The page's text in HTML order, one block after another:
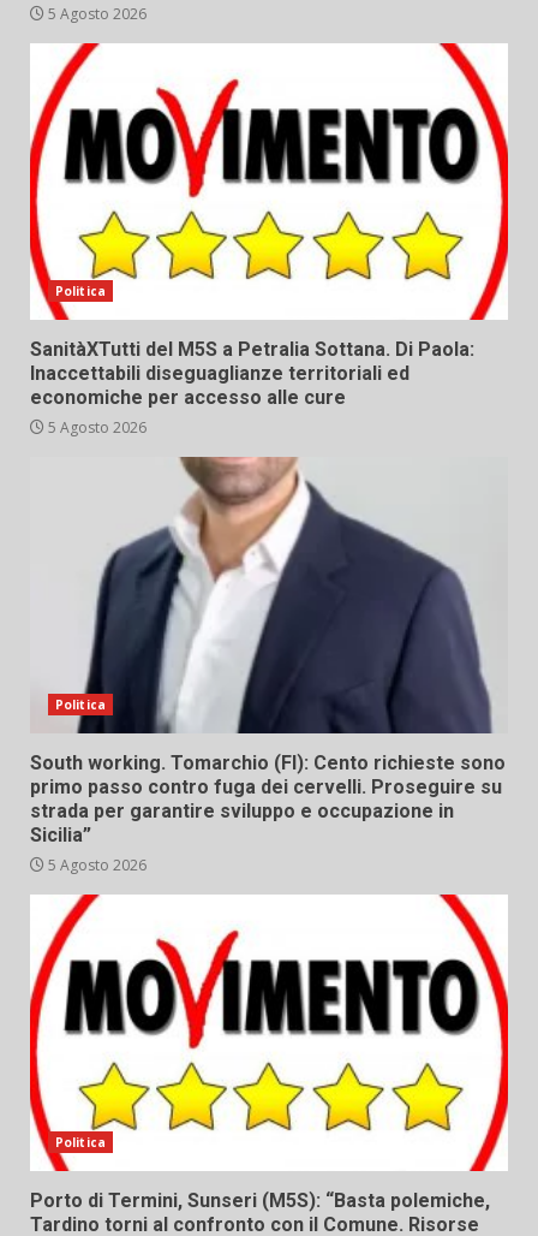
5 Agosto 2026
Politica
SanitàXTutti del M5S a Petralia Sottana. Di Paola:
Inaccettabili diseguaglianze territoriali ed
economiche per accesso alle cure
5 Agosto 2026
Politica
South working. Tomarchio (FI): Cento richieste sono
primo passo contro fuga dei cervelli. Proseguire su
strada per garantire sviluppo e occupazione in
Sicilia”
5 Agosto 2026
Politica
Porto di Termini, Sunseri (M5S): “Basta polemiche,
Tardino torni al confronto con il Comune. Risorse